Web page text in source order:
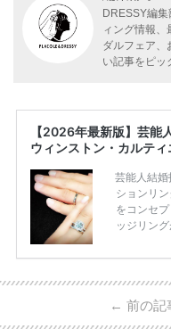
DRESSY編
ィング情報、
ダルフェア、
い記事をピッ
【2026年最新版】芸能
ウィンストン・カルテ
芸能人結婚
ションリ
をコンセ
ッジリン
ング」は
なので、
は、10～30
← 前の記